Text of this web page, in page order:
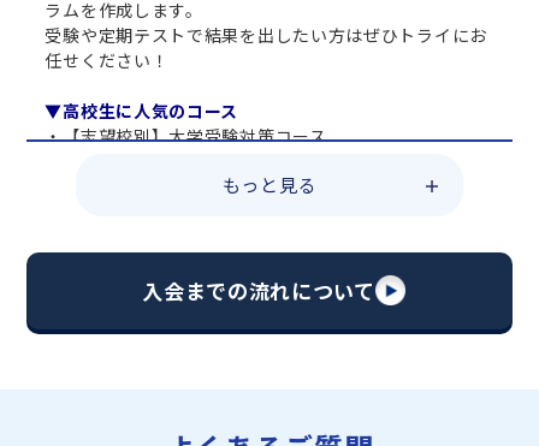
ラムを作成します。
受験や定期テストで結果を出したい方はぜひトライにお
任せください！
▼高校生に人気のコース
・【志望校別】大学受験対策コース
・総合型選抜直前対策コース
・【志望校別】公立・私立高校受験対策コース
・宿題サポートコース
もっと見る
入会までの流れについて